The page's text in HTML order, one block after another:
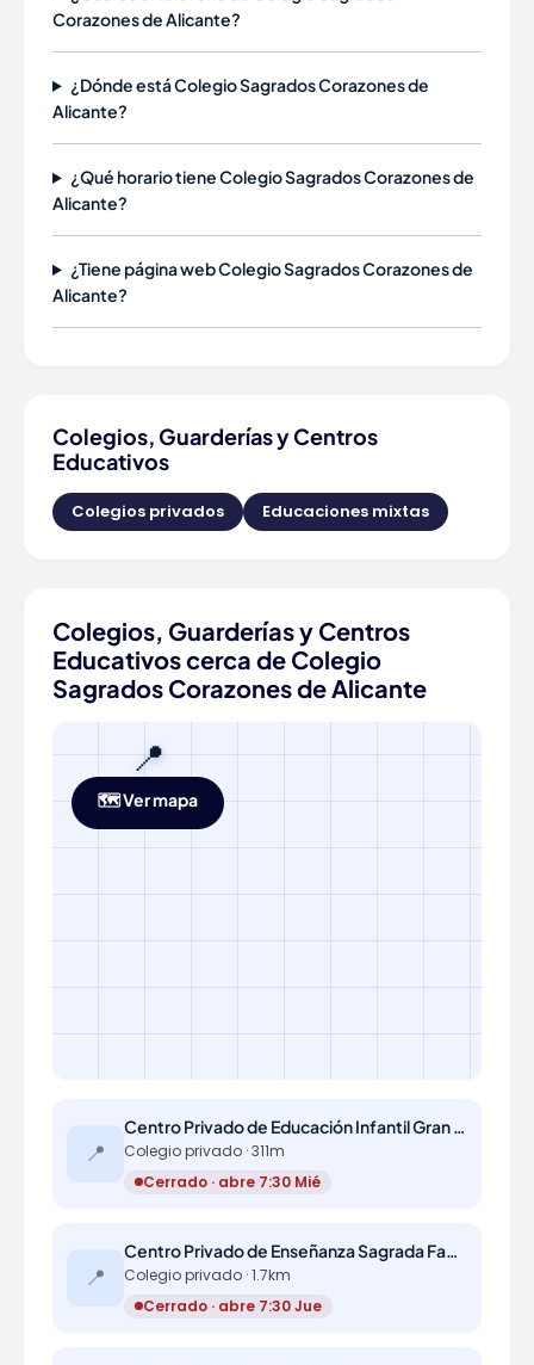
Corazones de Alicante?
¿Dónde está Colegio Sagrados Corazones de
Alicante?
¿Qué horario tiene Colegio Sagrados Corazones de
Alicante?
¿Tiene página web Colegio Sagrados Corazones de
Alicante?
Colegios, Guarderías y Centros
Educativos
Colegios privados Educaciones mixtas
Colegios, Guarderías y Centros
Educativos cerca de Colegio
Sagrados Corazones de Alicante
📍
🗺️ Ver mapa
📍
Centro Privado de Educación Infantil Gran Vía Parque Aventura
Colegio privado · 311m
Cerrado · abre 7:30 Mié
📍
Centro Privado de Enseñanza Sagrada Familia
Colegio privado · 1.7km
Cerrado · abre 7:30 Jue